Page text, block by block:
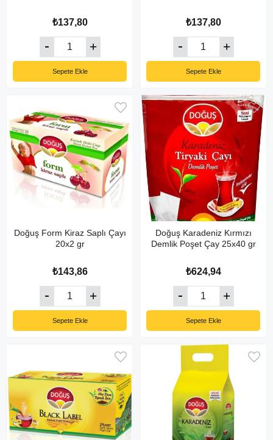
₺137,80
Sepete Ekle
₺137,80
Sepete Ekle
Doğuş Form Kiraz Saplı Çayı
20x2 gr
₺143,86
Sepete Ekle
Doğuş Karadeniz Kırmızı
Demlik Poşet Çay 25x40 gr
₺624,94
Sepete Ekle